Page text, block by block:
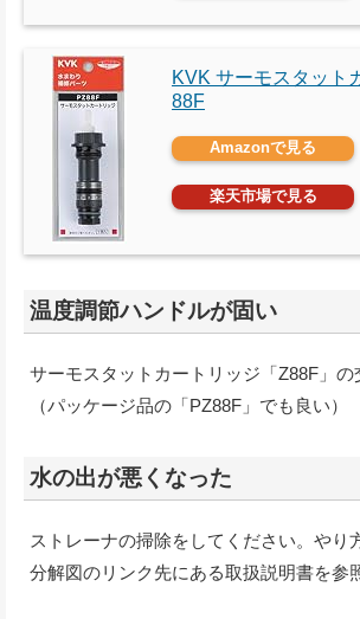
KVK サーモスタット
88F
Amazonで見る
楽天市場で見る
温度調節ハンドルが固い
サーモスタットカートリッジ「Z88F」の
（パッケージ品の「PZ88F」でも良い）
水の出が悪くなった
ストレーナの掃除をしてください。やり
分解図のリンク先にある取扱説明書を参